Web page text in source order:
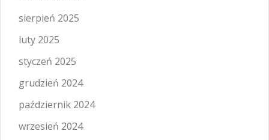
sierpień 2025
luty 2025
styczeń 2025
grudzień 2024
październik 2024
wrzesień 2024